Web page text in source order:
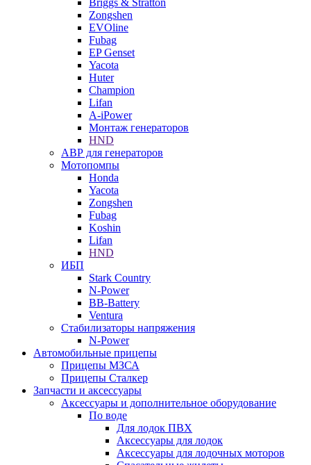
Briggs & Stratton
Zongshen
EVOline
Fubag
EP Genset
Yacota
Huter
Champion
Lifan
A-iPower
Монтаж генераторов
HND
АВР для генераторов
Мотопомпы
Honda
Yacota
Zongshen
Fubag
Koshin
Lifan
HND
ИБП
Stark Country
N-Power
BB-Battery
Ventura
Стабилизаторы напряжения
N-Power
Автомобильные прицепы
Прицепы МЗСА
Прицепы Сталкер
Запчасти и аксессуары
Аксессуары и дополнительное оборудование
По воде
Для лодок ПВХ
Аксессуары для лодок
Аксессуары для лодочных моторов